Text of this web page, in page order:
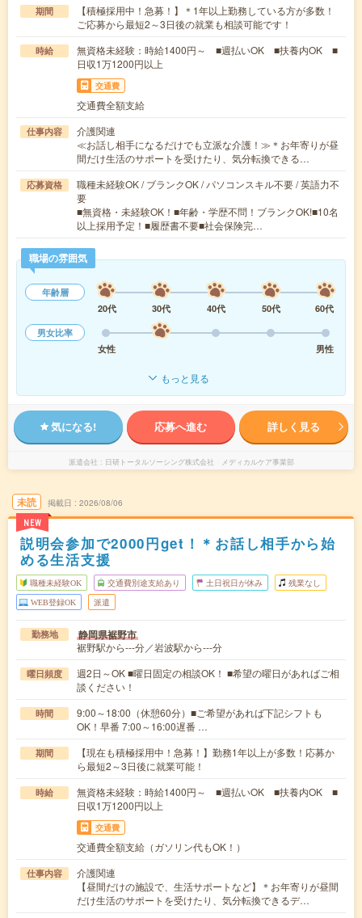
期間
【積極採用中！急募！】＊1年以上勤務している方が多数！
ご応募から最短2～3日後の就業も相談可能です！
時給
無資格未経験：時給1400円～ ■週払いOK ■扶養内OK ■
日収1万1200円以上
交通費
交通費全額支給
仕事内容
介護関連
≪お話し相手になるだけでも立派な介護！≫＊お年寄りが昼
間だけ生活のサポートを受けたり、気分転換できる…
応募資格
職種未経験OK / ブランクOK / パソコンスキル不要 / 英語力不
要
■無資格・未経験OK！■年齢・学歴不問！ブランクOK!■10名
以上採用予定！■履歴書不要■社会保険完…
職場の雰囲気
年齢層
20代
30代 40代 50代
60代
男女比率
女性
男性
もっと見る
気になる! 応募へ進む 詳しく見る
派遣会社 日研トータルソーシング株式会社 メディカルケア事業部
未読
NEW
掲載日 2026/08/06
説明会参加で2000円get！＊お話し相手から始
める生活支援
職種未経験OK 交通費別途支給あり 土日祝日が休み 残業なし
WEB登録OK 派遣
勤務地 静岡県裾野市
裾野駅から---分／岩波駅から---分
曜日頻度
週2日～OK ■曜日固定の相談OK！ ■希望の曜日があればご相
談ください！
時間
9:00～18:00（休憩60分）■ご希望があれば下記シフトも
OK！早番 7:00～16:00遅番 …
期間
【現在も積極採用中！急募！】勤務1年以上が多数！応募か
ら最短2～3日後に就業可能！
時給
無資格未経験：時給1400円～ ■週払いOK ■扶養内OK ■
日収1万1200円以上
交通費
交通費全額支給（ガソリン代もOK！）
仕事内容
介護関連
【昼間だけの施設で、生活サポートなど】＊お年寄りが昼間
だけ生活のサポートを受けたり、気分転換できるデ…